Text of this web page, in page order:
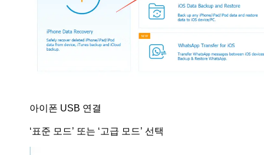
아이폰 USB 연결
‘표준 모드’ 또는 ‘고급 모드’ 선택